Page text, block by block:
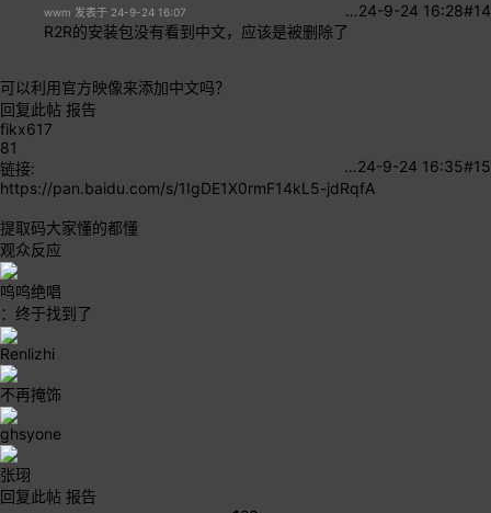
#14
24-9-24 16:28
…
wwm 发表于 24-9-24 16:07
R2R的安装包没有看到中文，应该是被删除了
可以利用官方映像来添加中文吗？
回复此帖 报告
fikx617
81
#15
24-9-24 16:35
…
链接:
https://pan.baidu.com/s/1IgDE1X0rmF14kL5-jdRqfA
提取码大家懂的都懂
观众反应
呜呜绝唱
：终于找到了
Renlizhi
不再掩饰
ghsyone
张珝
回复此帖 报告